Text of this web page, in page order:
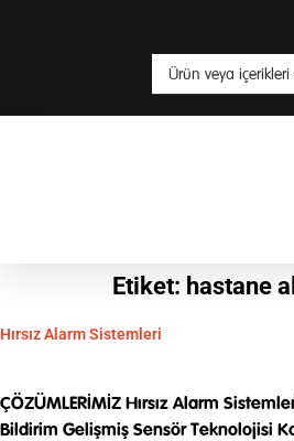
Etiket: hastane
Hırsız Alarm Sistemleri
ÇÖZÜMLERİMİZ Hırsız Alarm
Bildirim Gelişmiş Sensör Teknolojisi